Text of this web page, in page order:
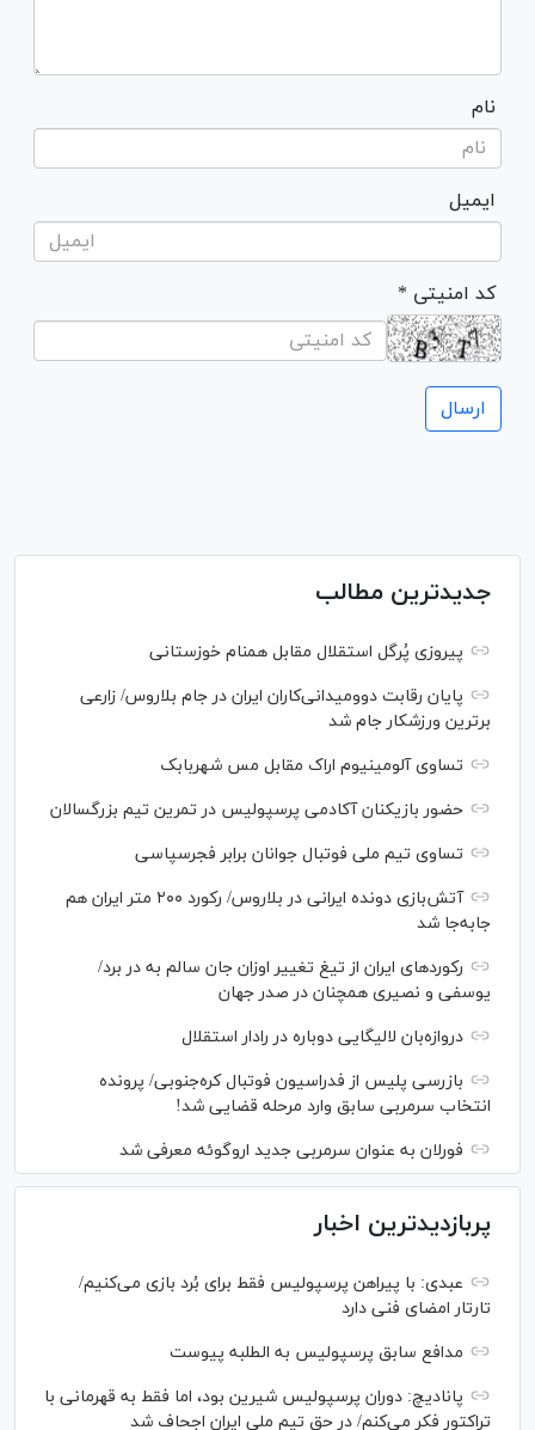
نام
ایمیل
* کد امنیتی
جدیدترین مطالب
پیروزی پُرگل استقلال مقابل همنام خوزستانی
پایان رقابت دوومیدانی‌کاران ایران در جام بلاروس/ زارعی
برترین ورزشکار جام شد
تساوی آلومینیوم اراک مقابل مس شهربابک
حضور بازیکنان آکادمی پرسپولیس در تمرین تیم بزرگسالان
تساوی تیم ملی فوتبال جوانان برابر فجرسپاسی
آتش‌بازی دونده ایرانی در بلاروس/ رکورد ۲۰۰ متر ایران هم
جابه‌جا شد
رکورد‌های ایران از تیغ تغییر اوزان جان سالم به در برد/
یوسفی و نصیری همچنان در صدر جهان
دروازه‌بان لالیگایی دوباره در رادار استقلال
بازرسی پلیس از فدراسیون فوتبال کره‌جنوبی/ پرونده
انتخاب سرمربی سابق وارد مرحله قضایی شد!
فورلان به عنوان سرمربی جدید اروگوئه معرفی شد
پربازدیدترین اخبار
عبدی: با پیراهن پرسپولیس فقط برای بُرد بازی می‌کنیم/
تارتار امضای فنی دارد
مدافع سابق پرسپولیس به الطلبه پیوست
پانادیچ: دوران پرسپولیس شیرین بود، اما فقط به قهرمانی با
تراکتور فکر می‌کنم/ در حق تیم ملی ایران اجحاف شد